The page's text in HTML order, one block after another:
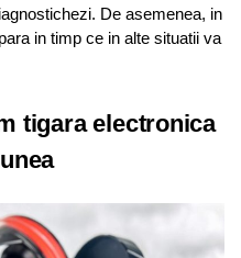
De asemenea, in
in timp ce in alte situatii va
tigara electronica